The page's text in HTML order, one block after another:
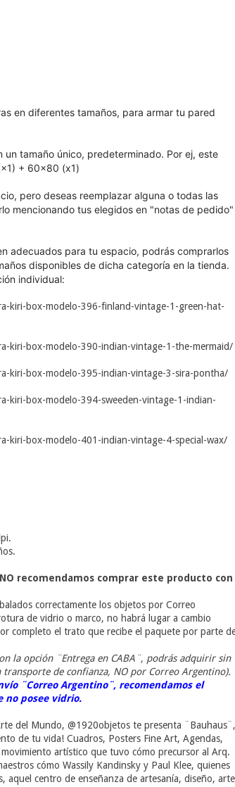
en diferentes tamaños, para armar tu pared
un tamaño único, predeterminado. Por ej, este
+ 60x80 (x1)
pero deseas reemplazar alguna o todas las
mencionando tus elegidos en "notas de pedido"
adecuados para tu espacio, podrás comprarlos
disponibles de dicha categoría en la tienda.
individual:
kiri-box-modelo-396-finland-vintage-1-green-hat-
kiri-box-modelo-390-indian-vintage-1-the-mermaid/
kiri-box-modelo-395-indian-vintage-3-sira-pontha/
kiri-box-modelo-394-sweeden-vintage-1-indian-
kiri-box-modelo-401-indian-vintage-4-special-wax/
recomendamos comprar este producto con
correctamente los objetos por Correo
de vidrio o marco, no habrá lugar a cambio
completo el trato que recibe el paquete por parte
la opción ¨Entrega en CABA¨, podrás adquirir sin
de confianza, NO por Correo Argentino).
¨Correo Argentino¨, recomendamos el
no posee vidrio.
del Mundo, @1920objetos te presenta ¨Bauhaus¨,
de tu vida! Cuadros, Posters Fine Art, Agendas,
artístico que tuvo cómo precursor al Arq.
cómo Wassily Kandinsky y Paul Klee, quienes
aquel centro de enseñanza de artesanía, diseño, arte